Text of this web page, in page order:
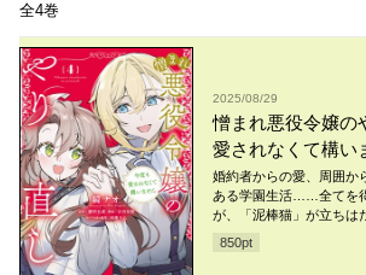
全4巻
2025/08/29
憎まれ悪役令嬢
愛されなくて構い
婚約者からの愛、周囲か
ある学園生活……全てを
が、「泥棒猫」が立ち
850pt